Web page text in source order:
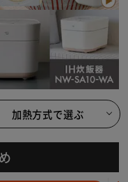
加熱方式で選ぶ
購入手続きへ